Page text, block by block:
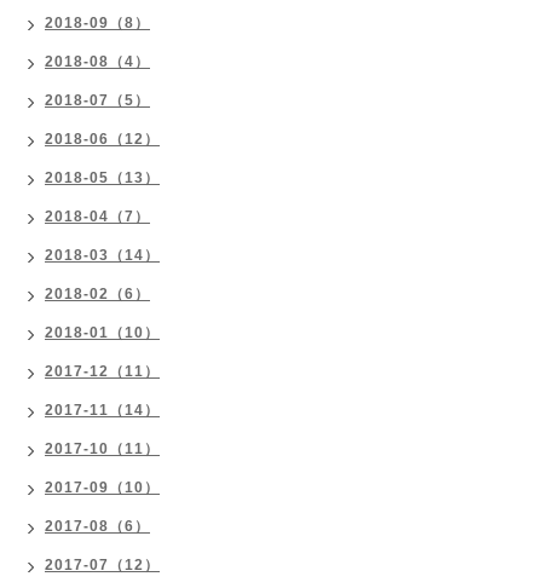
2018-09（8）
2018-08（4）
2018-07（5）
2018-06（12）
2018-05（13）
2018-04（7）
2018-03（14）
2018-02（6）
2018-01（10）
2017-12（11）
2017-11（14）
2017-10（11）
2017-09（10）
2017-08（6）
2017-07（12）